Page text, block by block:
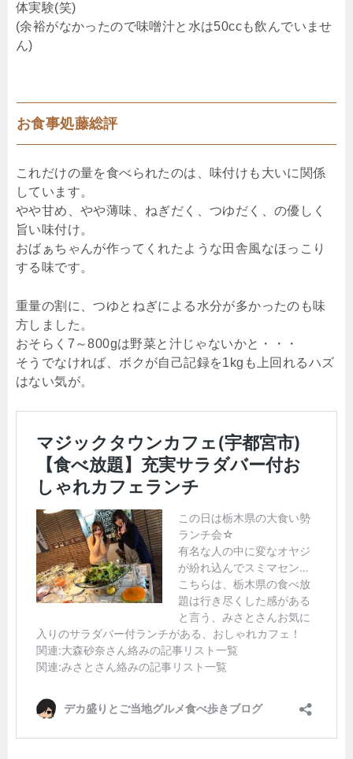
体実験(笑)
(余裕がなかったので味噌汁と水は50ccも飲んでいませ
ん)
お食事処藤総評
これだけの量を食べられたのは、味付けも大いに関係
しています。
やや甘め、やや薄味、ねぎだく、つゆだく、の優しく
旨い味付け。
おばぁちゃんが作ってくれたような田舎風なほっこり
する味です。
重量の割に、つゆとねぎによる水分が多かったのも味
方しました。
おそらく7～800gは野菜と汁じゃないかと・・・
そうでなければ、ボクが自己記録を1kgも上回れるハズ
はない気が。